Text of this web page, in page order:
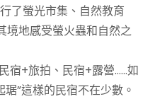
螢光市集、自然教育
境地感受螢火蟲和自然之
+旅拍、民宿+露營……如
琚”這樣的民宿不在少數。